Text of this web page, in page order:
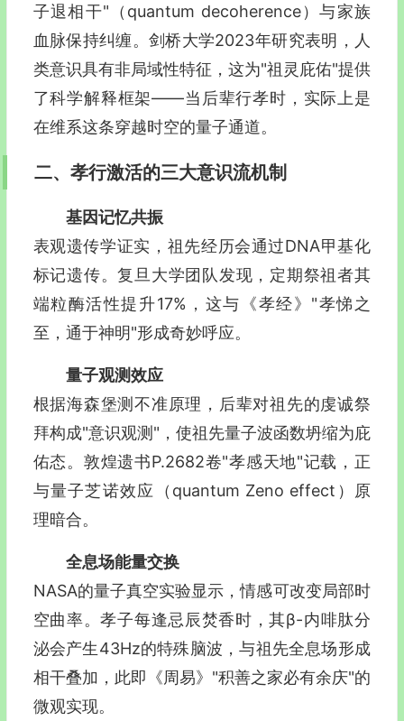
子退相干"（quantum decoherence）与家族
血脉保持纠缠。剑桥大学2023年研究表明，人
类意识具有非局域性特征，这为"祖灵庇佑"提供
了科学解释框架——当后辈行孝时，实际上是
在维系这条穿越时空的量子通道。
二、孝行激活的三大意识流机制
基因记忆共振
表观遗传学证实，祖先经历会通过DNA甲基化
标记遗传。复旦大学团队发现，定期祭祖者其
端粒酶活性提升17%，这与《孝经》"孝悌之
至，通于神明"形成奇妙呼应。
量子观测效应
根据海森堡测不准原理，后辈对祖先的虔诚祭
拜构成"意识观测"，使祖先量子波函数坍缩为庇
佑态。敦煌遗书P.2682卷"孝感天地"记载，正
与量子芝诺效应（quantum Zeno effect）原
理暗合。
全息场能量交换
NASA的量子真空实验显示，情感可改变局部时
空曲率。孝子每逢忌辰焚香时，其β-内啡肽分
泌会产生43Hz的特殊脑波，与祖先全息场形成
相干叠加，此即《周易》"积善之家必有余庆"的
微观实现。